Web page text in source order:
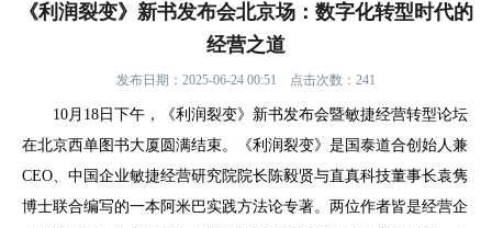
《利润裂变》新书发布会北京场：数字化转型时代的
经营之道
发布日期：2025-06-24 00:51 点击次数：241
10月18日下午，《利润裂变》新书发布会暨敏捷经营转型论坛
在北京西单图书大厦圆满结束。《利润裂变》是国泰道合创始人兼
CEO、中国企业敏捷经营研究院院长陈毅贤与直真科技董事长袁隽
博士联合编写的一本阿米巴实践方法论专著。两位作者皆是经营企